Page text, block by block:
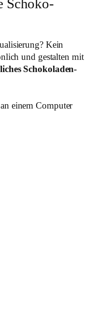
Schoko-
Kein
und gestalten mit
Schokoladen-